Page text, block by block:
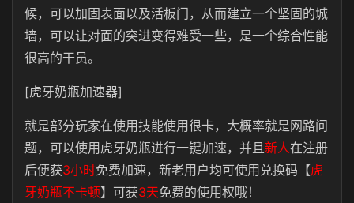
候，可以加固表面以及活板门，从而建立一个坚固的城
墙，可以让对面的突进变得难受一些，是一个综合性能
很高的干员。
[虎牙奶瓶加速器]
就是部分玩家在使用技能使用很卡，大概率就是网路问
题，可以使用虎牙奶瓶进行一键加速，并且新人在注册
后便获3小时免费加速，新老用户均可使用兑换码【虎
牙奶瓶不卡顿】可获3天免费的使用权哦！